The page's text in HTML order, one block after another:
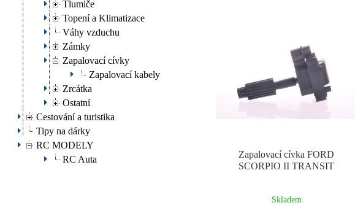
Tlumiče
Topení a Klimatizace
Váhy vzduchu
Zámky
Zapalovací cívky
Zapalovací kabely
Zrcátka
Ostatní
Cestování a turistika
Tipy na dárky
RC MODELY
RC Auta
Zapalovací cívka FORD
SCORPIO II TRANSIT
Skladem